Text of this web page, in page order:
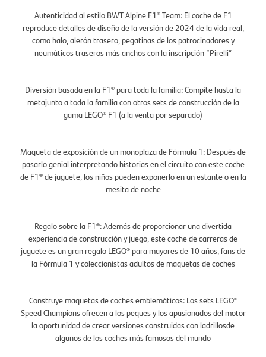
Autenticidad al estilo BWT Alpine F1® Team: El coche de F1
reproduce detalles de diseño de la versión de 2024 de la vida real,
como halo, alerón trasero, pegatinas de los patrocinadores y
neumáticos traseros más anchos con la inscripción “Pirelli”
Diversión basada en la F1® para toda la familia: Compite hasta la
metajunto a toda la familia con otros sets de construcción de la
gama LEGO® F1 (a la venta por separado)
Maqueta de exposición de un monoplaza de Fórmula 1: Después de
pasarlo genial interpretando historias en el circuito con este coche
de F1® de juguete, los niños pueden exponerlo en un estante o en la
mesita de noche
Regalo sobre la F1®: Además de proporcionar una divertida
experiencia de construcción y juego, este coche de carreras de
juguete es un gran regalo LEGO® para mayores de 10 años, fans de
la Fórmula 1 y coleccionistas adultos de maquetas de coches
Construye maquetas de coches emblemáticos: Los sets LEGO®
Speed Champions ofrecen a los peques y los apasionados del motor
la oportunidad de crear versiones construidas con ladrillosde
algunos de los coches más famosos del mundo